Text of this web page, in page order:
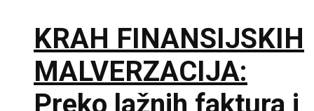
KRAH FINANSIJSKIH
MALVERZACIJA:
Preko lažnih faktura i